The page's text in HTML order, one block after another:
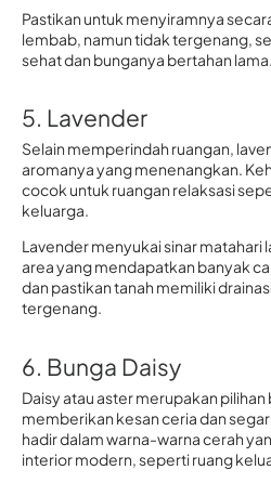
Pastikan untuk menyiramnya
lembab, namun tidak tergenang,
sehat dan bunganya bertahan lama.
5. Lavender
Selain memperindah ruangan,
aromanya yang menenangkan.
cocok untuk ruangan relaksasi
keluarga.
Lavender menyukai sinar matahari
area yang mendapatkan banyak
dan pastikan tanah memiliki
tergenang.
6. Bunga Daisy
Daisy atau aster merupakan pilihan
memberikan kesan ceria dan
hadir dalam warna-warna cerah
interior modern, seperti ruang